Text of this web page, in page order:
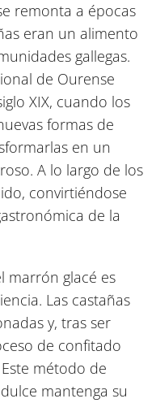
remonta a épocas
eran un alimento
gallegas.
de Ourense
XIX, cuando los
formas de
en un
A lo largo de los
convirtiéndose
de la
marrón glacé es
Las castañas
y, tras ser
de confitado
método de
mantenga su